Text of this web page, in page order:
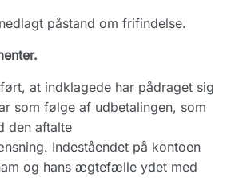
påstand om frifindelse.
at indklagede har pådraget sig
som følge af udbetalingen, som
den aftalte
Indeståendet på kontoen
og hans ægtefælle ydet med